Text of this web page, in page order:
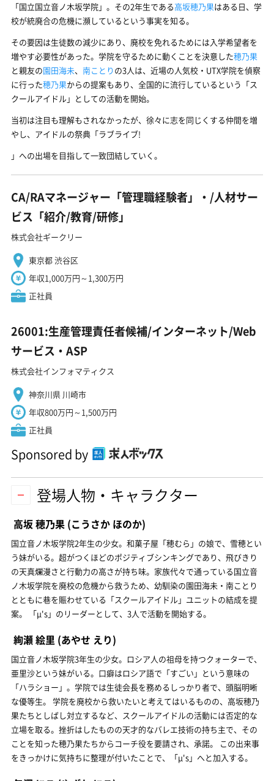
「国立国立音ノ木坂学院」。その2年生である高坂穂乃果はある日、学
校が統廃合の危機に瀕しているという事実を知る。
その要因は生徒数の減少にあり、廃校を免れるためには入学希望者を
増やす必要性があった。学院を守るために動くことを決意した穂乃果
と親友の園田海未、 南ことりの3人は、近場の人気校・UTX学院を偵察
に行った穂乃果からの提案もあり、全国的に流行しているという「ス
クールアイドル」としての活動を開始。
当初は注目も理解もされなかったが、徐々に志を同じくする仲間を増
やし、アイドルの祭典「ラブライブ!
」への出場を目指して一致団結していく。
CA/RAマネージャー「管理職経験者」・/人材サー
ビス「紹介/教育/研修」
株式会社ギークリー
東京都 渋谷区
年収1,000万円～1,300万円
正社員
26001:生産管理責任者候補/インターネット/Web
サービス・ASP
株式会社インフォマティクス
神奈川県 川崎市
年収800万円～1,500万円
正社員
Sponsored by
登場人物・キャラクター
高坂 穂乃果 (こうさか ほのか)
国立音ノ木坂学院2年生の少女。和菓子屋「穂むら」の娘で、雪穂とい
う妹がいる。超がつくほどのポジティブシンキングであり、飛びきり
の天真爛漫さと行動力の高さが持ち味。家族代々で通っている国立音
ノ木坂学院を廃校の危機から救うため、幼馴染の園田海未・南ことり
とともに巷を賑わせている「スクールアイドル」ユニットの結成を提
案。 「μ's」のリーダーとして、3人で活動を開始する。
絢瀬 絵里 (あやせ えり)
国立音ノ木坂学院3年生の少女。ロシア人の祖母を持つクォーターで、
亜里沙という妹がいる。口癖はロシア語で「すごい」という意味の
「ハラショー」。学院では生徒会長を務めるしっかり者で、頭脳明晰
な優等生。 学院を廃校から救いたいと考えてはいるものの、高坂穂乃
果たちとしばし対立するなど、スクールアイドルの活動には否定的な
立場を取る。挫折はしたものの天才的なバレエ技術の持ち主で、その
ことを知った穂乃果たちからコーチ役を要請され、承諾。 この出来事
をきっかけに気持ちに整理が付いたことで、「μ's」へと加入する。